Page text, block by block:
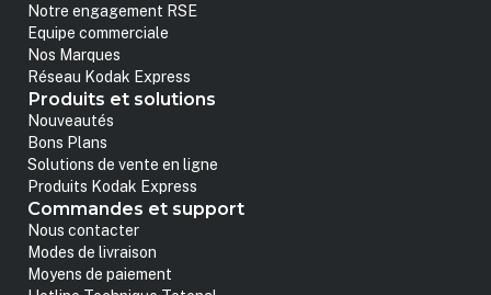
Notre engagement RSE
Equipe commerciale
Nos Marques
Réseau Kodak Express
Produits et solutions
Nouveautés
Bons Plans
Solutions de vente en ligne
Produits Kodak Express
Commandes et support
Nous contacter
Modes de livraison
Moyens de paiement